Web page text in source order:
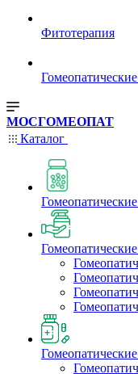
Фитотерапия
МОСГОМЕОПАТ
Каталог